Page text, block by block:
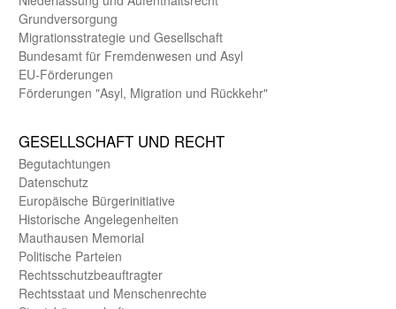
Grund­versorgung
Migrations­strategie und Gesell­schaft
Bundes­amt für Fremden­wesen und Asyl
EU-Förde­rungen
Förderungen "Asyl, Migration und Rückkehr"
GE­SELL­SCHAFT UND RECHT
Begut­achtungen
Daten­schutz
Europäische Bürger­initiative
Historische Angelegen­heiten
Mauthausen Memorial
Politische Parteien
Rechts­schutz­beauftragter
Rechts­staat und Menschen­rechte